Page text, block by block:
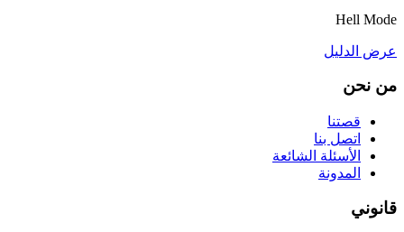
Hell Mode
عرض الدليل
من نحن
قصتنا
اتصل بنا
الأسئلة الشائعة
المدونة
قانوني